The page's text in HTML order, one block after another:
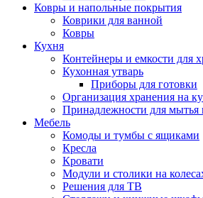
Ковры и напольные покрытия
Коврики для ванной
Ковры
Кухня
Контейнеры и емкости для
Кухонная утварь
Приборы для готовки
Организация хранения на
Принадлежности для мытья
Мебель
Комоды и тумбы с ящиками
Кресла
Кровати
Модули и столики на
Решения для ТВ